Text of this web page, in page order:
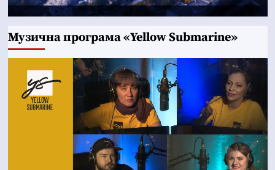
Музична програма «Yellow Submarine»